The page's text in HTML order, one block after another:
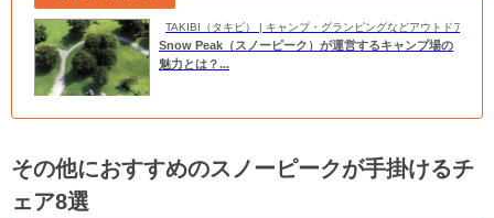
TAKIBI（タキビ） | キャンプ・グランピングなどアウトドアの総
Snow Peak（スノーピーク）が運営するキャンプ場の
魅力とは？...
その他におすすめのスノーピークが手掛けるチ
ェア8選